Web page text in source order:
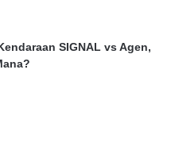
SIGNAL vs Agen,